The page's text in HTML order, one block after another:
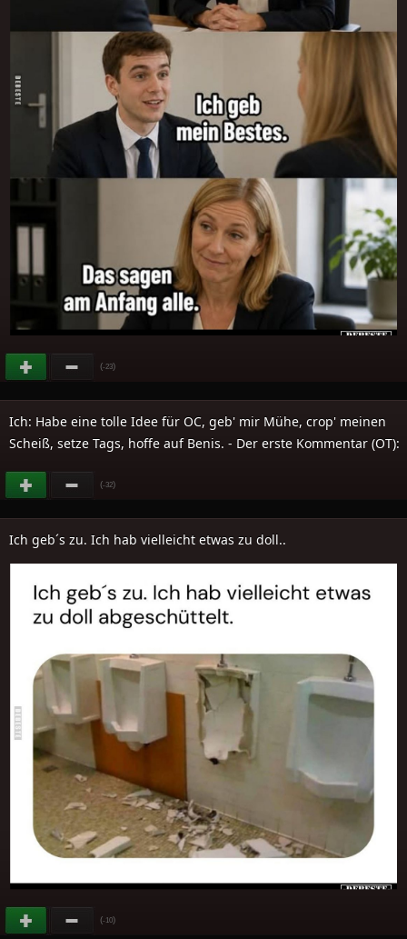
(-23)
Ich: Habe eine tolle Idee für OC, geb' mir Mühe, crop' meinen
Scheiß, setze Tags, hoffe auf Benis. - Der erste Kommentar (OT):
(-32)
Ich geb´s zu. Ich hab vielleicht etwas zu doll..
(-10)